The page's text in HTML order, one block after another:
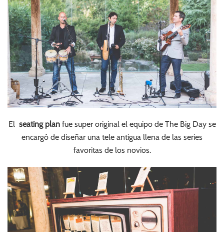
El seating planfue super original el equipo de The Big Day se
encargó de diseñar una tele antigua llena de las series
favoritas de los novios.